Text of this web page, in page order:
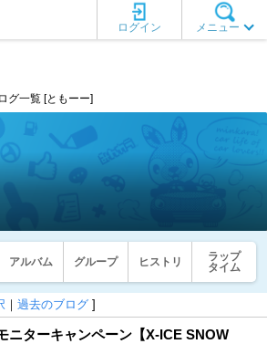
メニュー
ログイン
グ一覧 [ともーー]
アルバム グループ ヒストリ
ラップ
タイム
｜ 過去のブログ ]
ニターキャンペーン【X-ICE SNOW